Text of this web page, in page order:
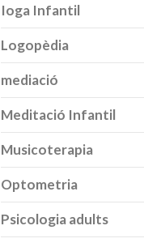
Ioga Infantil
Logopèdia
mediació
Meditació Infantil
Musicoterapia
Optometria
Psicologia adults